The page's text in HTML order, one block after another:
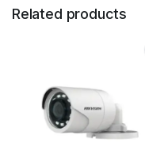
Related products